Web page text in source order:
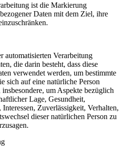
ist die Markierung
Daten mit dem Ziel, ihre
automatisierten Verarbeitung
die darin besteht, dass diese
verwendet werden, um bestimmte
sich auf eine natürliche Person
um Aspekte bezüglich
Lage, Gesundheit,
Zuverlässigkeit, Verhalten,
dieser natürlichen Person zu